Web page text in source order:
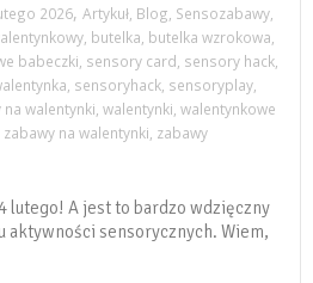
2026, Artykuł Blog Sensozabawy
butelka butelka wzrokowa
babeczki sensory card sensory hack
sensoryhack sensoryplay
walentynki walentynki walentynkowe
zabawy na walentynki zabawy
lutego! A jest to bardzo wdzięczny
aktywności sensorycznych. Wiem,